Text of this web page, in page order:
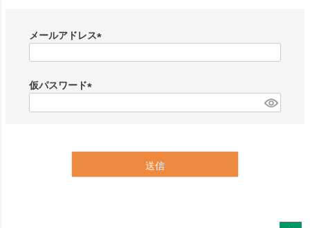
メールアドレス
)
仮パスワード
送信